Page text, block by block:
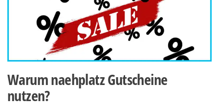
Warum naehplatz Gutscheine
nutzen?